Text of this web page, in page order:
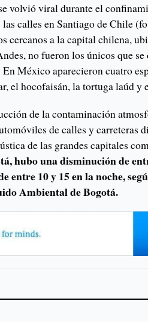
volvió viral durante el
calles en Santiago de Chile
cercanos a la capital chilena,
no fueron los únicos que se
México aparecieron cuatro
el hocofaisán, la tortuga laúd y
de la contaminación
de calles y carreteras
de las grandes capitales
hubo una disminución de
entre 10 y 15 en la noche,
Ambiental de Bogotá.